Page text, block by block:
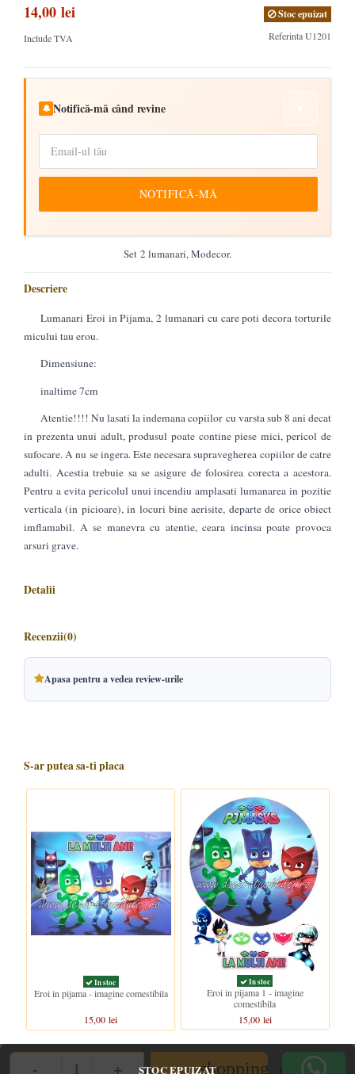
ReferintaU1201
Stoc epuizat
14,00 lei
Include TVA
🔔 Notifică-mă când revine
NOTIFICĂ-MĂ
Set 2 lumanari, Modecor.
- + shopping_cart
STOC EPUIZAT
Descriere
Lumanari Eroi in Pijama, 2 lumanari cu care poti decora torturile
micului tau erou.
Dimensiune:
inaltime 7cm
Atentie!!!! Nu lasati la indemana copiilor cu varsta sub 8 ani decat
in prezenta unui adult, produsul poate contine piese mici, pericol de
sufocare. A nu se ingera. Este necesara supravegherea copiilor de catre
adulti. Acestia trebuie sa se asigure de folosirea corecta a acestora.
Pentru a evita pericolul unui incendiu amplasati lumanarea in pozitie
verticala (in picioare), in locuri bine aerisite, departe de orice obiect
imflamabil. A se manevra cu atentie, ceara incinsa poate provoca
arsuri grave.
Detalii
Recenzii(0)
Apasa pentru a vedea review-urile
S-ar putea sa-ti placa
In stoc
Eroi in pijama - imagine comestibila
15,00 lei
In stoc
Eroi in pijama 1 - imagine
comestibila
15,00 lei